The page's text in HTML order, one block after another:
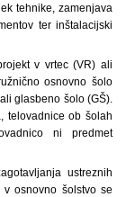
tehnike, zamenjava
ter inštalacijski
v vrtec (VR) ali
osnovno šolo
glasbeno šolo (GŠ).
telovadnice ob šolah
ni predmet
ustreznih
osnovno šolstvo se